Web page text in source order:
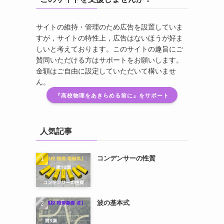
サイトの維持・管理のため広告を設置していま
すが，サイトの特性上，広告はないほうが好ま
しいと考えております。このサイトの趣旨にご
賛同いただける方はサポートをお願いします。
金額はご自由に設定していただいて構いませ
ん。
『高校物理をあきらめる前に』をサポート
人気記事
コンデンサーの性質
波の基本式